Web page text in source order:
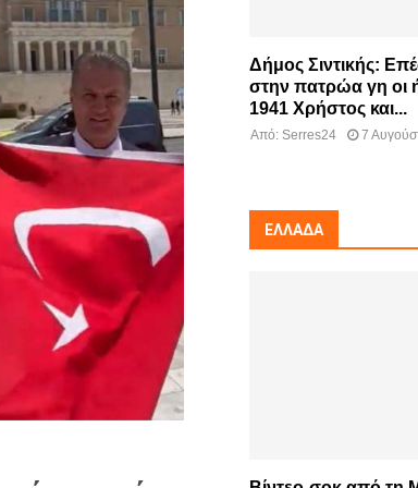
Δήμος Σιντικής:
στην πατρώα γη οι
1941 Χρήστος και...
Από: Serres24 7
ΕΛΛΆΔΑ